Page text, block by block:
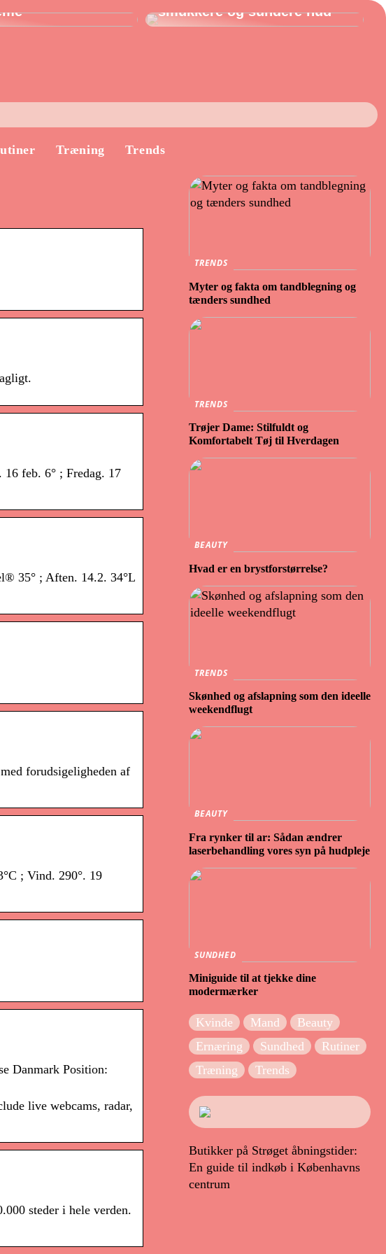
smukkere og sundere hud
Træning Trends
feb. 6° ; Fredag. 17
35° ; Aften. 14.2. 34°L
forudsigeligheden af
; Vind. 290°. 19
Danmark Position:
live webcams, radar,
steder i hele verden.
TRENDS
Myter og fakta om tandblegning og
tænders sundhed
TRENDS
Trøjer Dame: Stilfuldt og
Komfortabelt Tøj til Hverdagen
BEAUTY
Hvad er en brystforstørrelse?
TRENDS
Skønhed og afslapning som den ideelle
weekendflugt
BEAUTY
Fra rynker til ar: Sådan ændrer
laserbehandling vores syn på hudpleje
SUNDHED
Miniguide til at tjekke dine
modermærker
Kvinde Mand
Beauty
Ernæring
Sundhed
Rutiner
Træning
Trends
Butikker på Strøget åbningstider:
En guide til indkøb i Københavns
centrum